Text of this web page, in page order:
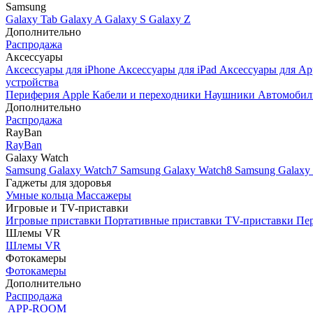
Samsung
Galaxy Tab Galaxy A Galaxy S Galaxy Z
Дополнительно
Распродажа
Аксессуары
Аксессуары для iPhone Аксессуары для iPad Аксессуары для
устройства
Периферия Apple Кабели и переходники Наушники
Дополнительно
Распродажа
RayBan
RayBan
Galaxy Watch
Samsung Galaxy Watch7 Samsung Galaxy Watch8 Samsung
Гаджеты для здоровья
Умные кольца Массажеры
Игровые и TV-приставки
Игровые приставки Портативные приставки TV-приставки
Шлемы VR
Шлемы VR
Фотокамеры
Фотокамеры
Дополнительно
Распродажа
APP-ROOM